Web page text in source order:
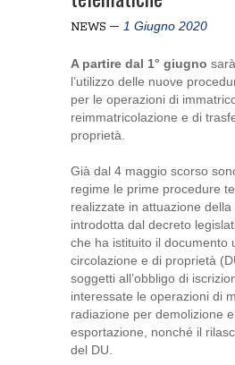
NEWS 1 Giugno 2020
A partire dal 1° giugno
l’utilizzo delle nuove
per le operazioni di
reimmatricolazione e di
proprietà.
Già dal 4 maggio scorso
regime le prime procedure
realizzate in attuazione della
introdotta dal decreto
che ha istituito il documento
circolazione e di proprietà
soggetti all’obbligo di
interessate le operazioni di
radiazione per demolizione
esportazione, nonché il
del DU.